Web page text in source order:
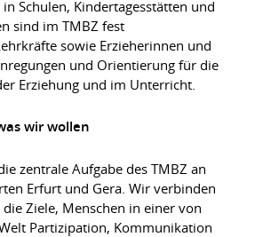
Schulen, Kindertagesstätten und
sind im TMBZ fest
sowie Erzieherinnen und
und Orientierung für die
Erziehung und im Unterricht.
wir wollen
zentrale Aufgabe des TMBZ an
Erfurt und Gera. Wir verbinden
Ziele, Menschen in einer von
Partizipation, Kommunikation